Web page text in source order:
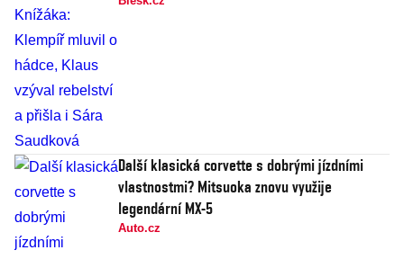
Další klasická corvette s dobrými jízdními
vlastnostmi? Mitsuoka znovu využije
legendární MX-5
Auto.cz